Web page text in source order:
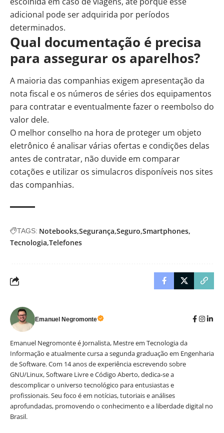
adicional pode ser adquirida por períodos
determinados.
Qual documentação é precisa
para assegurar os aparelhos?
A maioria das companhias exigem apresentação da
nota fiscal e os números de séries dos equipamentos
para contratar e eventualmente fazer o reembolso do
valor dele.
O melhor conselho na hora de proteger um objeto
eletrônico é analisar várias ofertas e condições delas
antes de contratar, não duvide em comparar
cotações e utilizar os simulacros disponíveis nos sites
das companhias.
TAGS: Notebooks Segurança Seguro Smartphones
Tecnologia Telefones
Emanuel Negromonte
Emanuel Negromonte é Jornalista, Mestre em Tecnologia da
Informação e atualmente cursa a segunda graduação em Engenharia
de Software. Com 14 anos de experiência escrevendo sobre
GNU/Linux, Software Livre e Código Aberto, dedica-se a
descomplicar o universo tecnológico para entusiastas e
profissionais. Seu foco é em notícias, tutoriais e análises
aprofundadas, promovendo o conhecimento e a liberdade digital no
Brasil.